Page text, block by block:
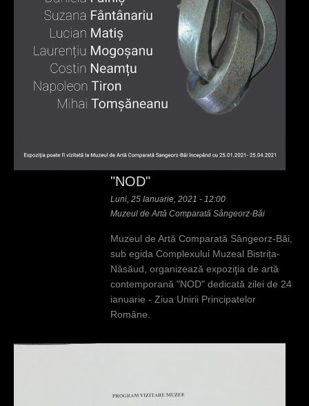
"NOD"
Luni, 25 Ianuarie, 2021 - 12:00
Muzeul de Artă Comparată Sângeorz-Băi
Muzeul de Artă Comparată Sângeorz-Băi,
sub egida Complexului Muzeal Bistrița-
Năsăud, organizează expoziţia de artă
contemporană "NOD" dedicată zilei de 24
ianuarie - Ziua Unirii Principatelor
Române.